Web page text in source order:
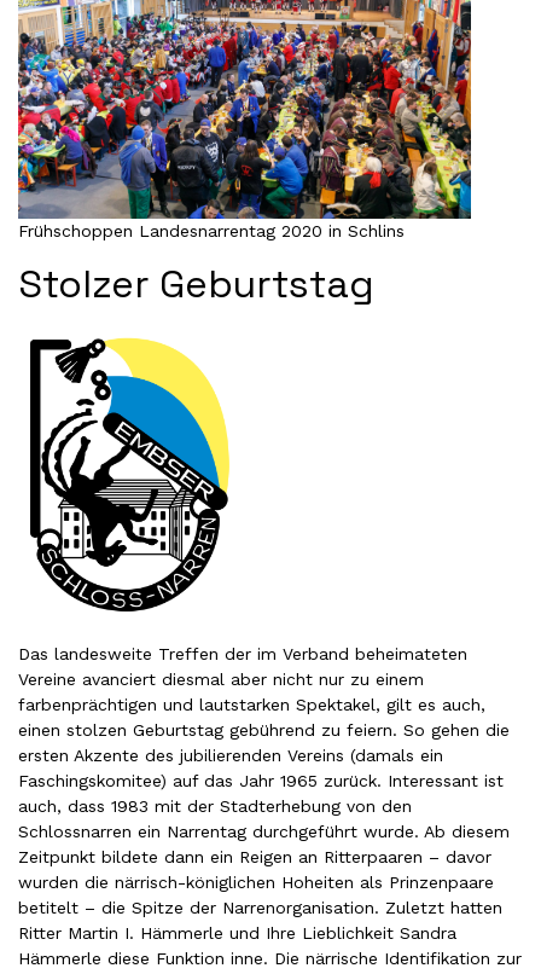
Frühschoppen Landesnarrentag 2020 in Schlins
Stolzer Geburtstag
Das landesweite Treffen der im Verband beheimateten
Vereine avanciert diesmal aber nicht nur zu einem
farbenprächtigen und lautstarken Spektakel, gilt es auch,
einen stolzen Geburtstag gebührend zu feiern. So gehen die
ersten Akzente des jubilierenden Vereins (damals ein
Faschingskomitee) auf das Jahr 1965 zurück. Interessant ist
auch, dass 1983 mit der Stadterhebung von den
Schlossnarren ein Narrentag durchgeführt wurde. Ab diesem
Zeitpunkt bildete dann ein Reigen an Ritterpaaren – davor
wurden die närrisch-königlichen Hoheiten als Prinzenpaare
betitelt – die Spitze der Narrenorganisation. Zuletzt hatten
Ritter Martin I. Hämmerle und Ihre Lieblichkeit Sandra
Hämmerle diese Funktion inne. Die närrische Identifikation zur